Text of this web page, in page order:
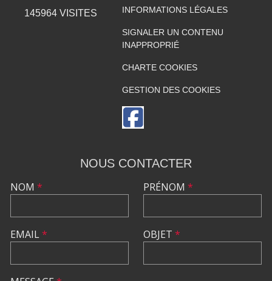
145964 VISITES INFORMATIONS LÉGALES
SIGNALER UN CONTENU
INAPPROPRIÉ
CHARTE COOKIES
GESTION DES COOKIES
NOUS CONTACTER
NOM *
EMAIL*
PRÉNOM *
OBJET *